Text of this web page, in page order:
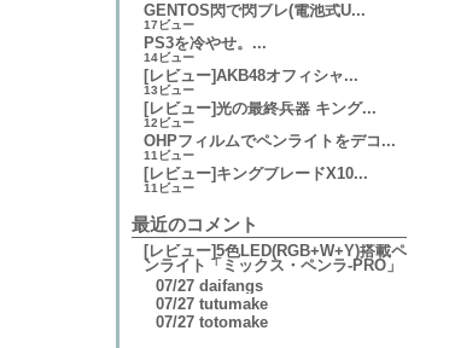
GENTOS閃で閃ブレ(電池式U...
17ビュー
PS3を冷やせ。...
14ビュー
[レビュー]AKB48オフィシャ...
13ビュー
[レビュー]光の最終兵器 キング...
12ビュー
OHPフィルムでペンライトをデコ...
11ビュー
[レビュー]キングブレードX10...
11ビュー
最近のコメント
[レビュー]5色LED(RGB+W+Y)搭載ペ
ンライト「ミックス・ペンラ-PRO」
07/27 daifangs
07/27 tutumake
07/27 totomake